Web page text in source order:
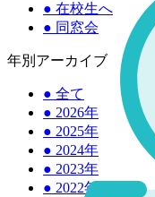
● 在校生へ
● 同窓会
年別アーカイブ
● 全て
● 2026年
● 2025年
● 2024年
● 2023年
● 2022年